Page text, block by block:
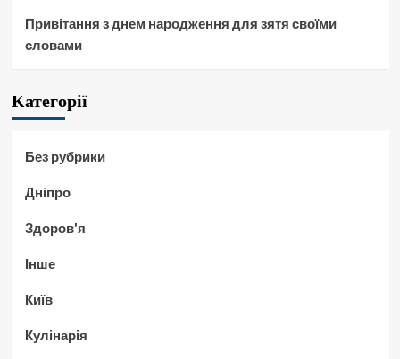
Привітання з днем народження для зятя своїми
словами
Категорії
Без рубрики
Дніпро
Здоров'я
Інше
Київ
Кулінарія